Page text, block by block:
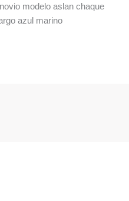
modelo aslan chaque
azul marino